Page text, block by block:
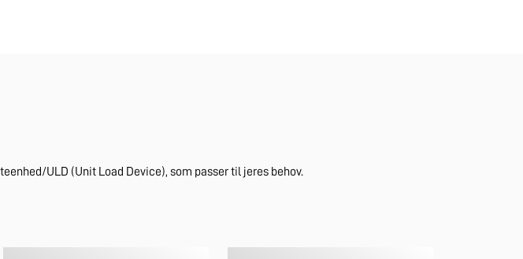
ULD (Unit Load Device), som passer til jeres behov.